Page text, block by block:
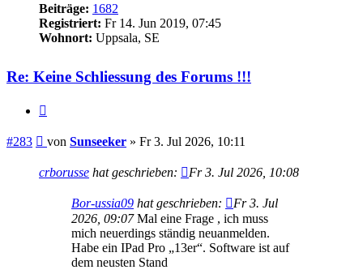
Beiträge: 1682
Registriert: Fr 14. Jun 2019, 07:45
Wohnort: Uppsala, SE
Re: Keine Schliessung des Forums !!!
#283 Beitrag
von Sunseeker » Fr 3. Jul 2026, 10:11
crborusse hat geschrieben: Fr 3. Jul 2026, 10:08
Bor-ussia09 hat geschrieben:
Fr 3. Jul
2026, 09:07Mal eine Frage , ich muss
mich neuerdings ständig neuanmelden.
Habe ein IPad Pro „13er“. Software ist auf
dem neusten Stand